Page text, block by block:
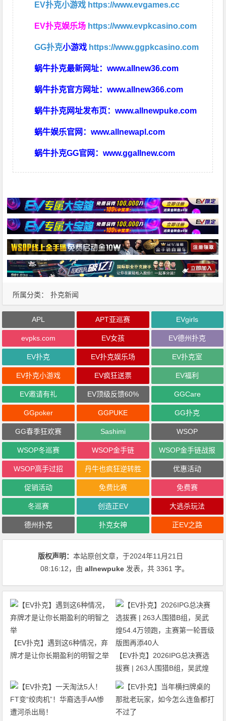
EV扑克小游戏 https://www.evgames.cc
EV扑克娱乐场 https://www.evpkcasino.com
GG扑克小游戏 https://www.ggpkcasino.com
蜗牛扑克最新网址：www.allnew36.com
蜗牛扑克官方网址：www.allnew366.com
蜗牛扑克网址发布页：www.allnewpuke.com
蜗牛娱乐官网：www.allnewapl.com
蜗牛扑克GG官网：www.ggallnew.com
所属分类： 扑克新闻
APL APT亚巡赛 EVgirls
evpks.com EV女孩 EV德州扑克
EV扑克 EV扑克娱乐场 EV扑克室
EV扑克小游戏 EV疯狂送票 EV福利
EV邀请有礼 EV顶级反馈60% GGCare
GGpoker GGPUKE GG扑克
GG春季狂欢赛 Sashimi WSOP
WSOP冬巡赛 WSOP金手链 WSOP金手链战报
WSOP高手过招 丹牛也疯狂逆转胜 优惠活动
促销活动 免费比赛 免费赛
冬巡赛 创造正EV 大逃杀玩法
德州扑克 扑克女神 正EV之路
版权声明：本站原创文章，于2024年11月21日
08:16:12，由allnewpuke 发表，共 3361 字。
【EV扑克】遇到这6种情况，弃
牌才是让你长期盈利的明智之举
【EV扑克】2026IPG总决赛选
拔赛 | 263人围猎B组，吴武煌
54.4万领跑，主赛第一轮晋级版
图再添40人